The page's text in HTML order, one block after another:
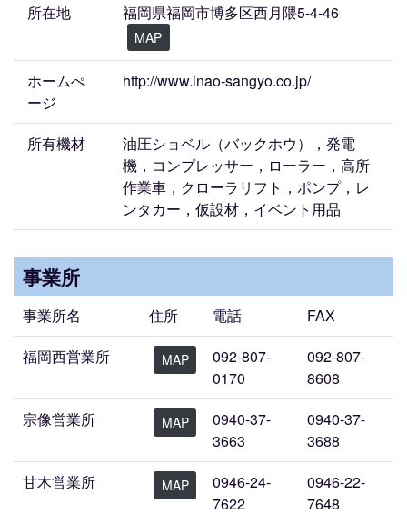
所在地
福岡県福岡市博多区西月隈5-4-46
MAP
ホームぺ
ージ
http://www.inao-sangyo.co.jp/
所有機材
油圧ショベル（バックホウ），発電
機，コンプレッサー，ローラー，高所
作業車，クローラリフト，ポンプ，レ
ンタカー，仮設材，イベント用品
事業所
事業所名 住所 電話
FAX
福岡西営業所
MAP
092-807-
0170
092-807-
8608
宗像営業所
MAP
0940-37-
3663
0940-37-
3688
甘木営業所
MAP
0946-24-
7622
0946-22-
7648